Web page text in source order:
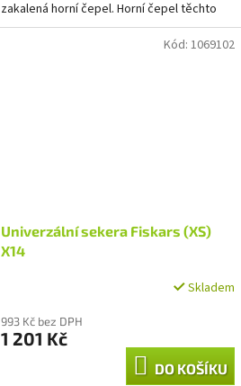
zakalená horní čepel. Horní čepel těchto
nůžek je...
Univerzální sekera Fiskars (XS)
X14
Skladem
993 Kč bez DPH
1 201 Kč
DO KOŠÍKU
Kód: 1069102